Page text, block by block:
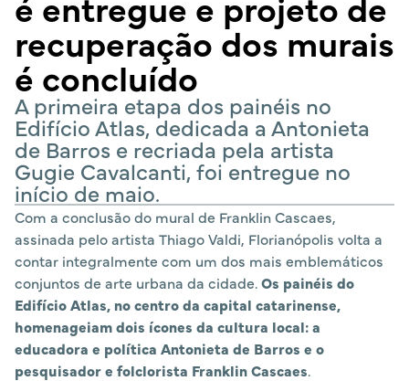
recuperação dos murais
é concluído
A primeira etapa dos painéis no
Edifício Atlas, dedicada a Antonieta
de Barros e recriada pela artista
Gugie Cavalcanti, foi entregue no
início de maio.
Com a conclusão do mural de Franklin Cascaes,
assinada pelo artista Thiago Valdi, Florianópolis volta a
contar integralmente com um dos mais emblemáticos
conjuntos de arte urbana da cidade.Os painéis do
Edifício Atlas, no centro da capital catarinense,
homenageiam dois ícones da cultura local: a
educadora e política Antonieta de Barros e o
pesquisador e folclorista Franklin Cascaes.